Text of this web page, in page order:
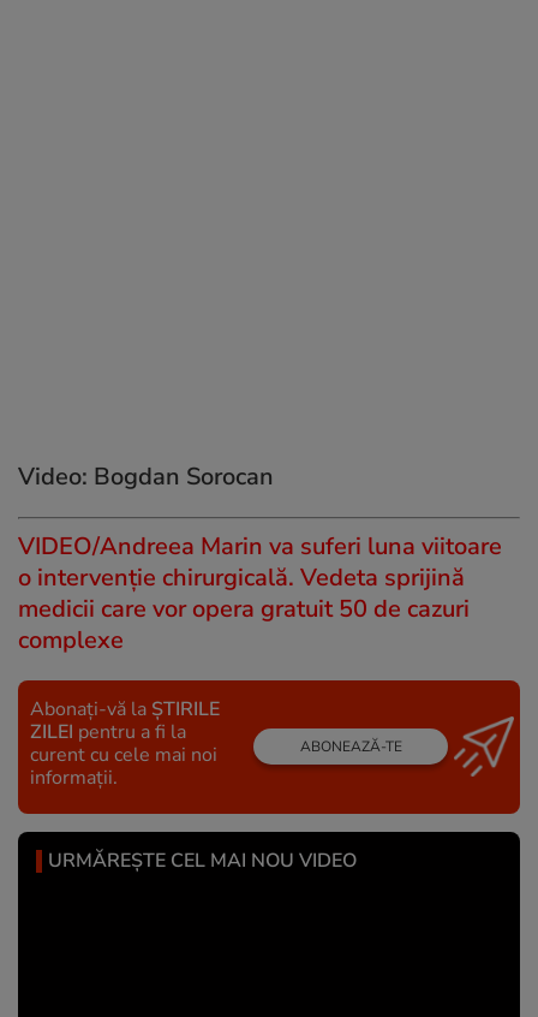
Video: Bogdan Sorocan
VIDEO/Andreea Marin va suferi luna viitoare
o intervenție chirurgicală. Vedeta sprijină
medicii care vor opera gratuit 50 de cazuri
complexe
Abonați-vă la ȘTIRILE
ZILEI pentru a fi la
curent cu cele mai noi
informații.
ABONEAZĂ-TE
URMĂREȘTE CEL MAI NOU VIDEO